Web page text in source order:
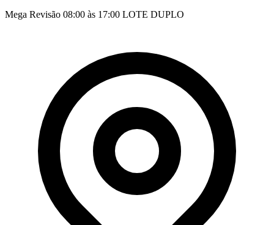
Mega Revisão 08:00 às 17:00 LOTE DUPLO